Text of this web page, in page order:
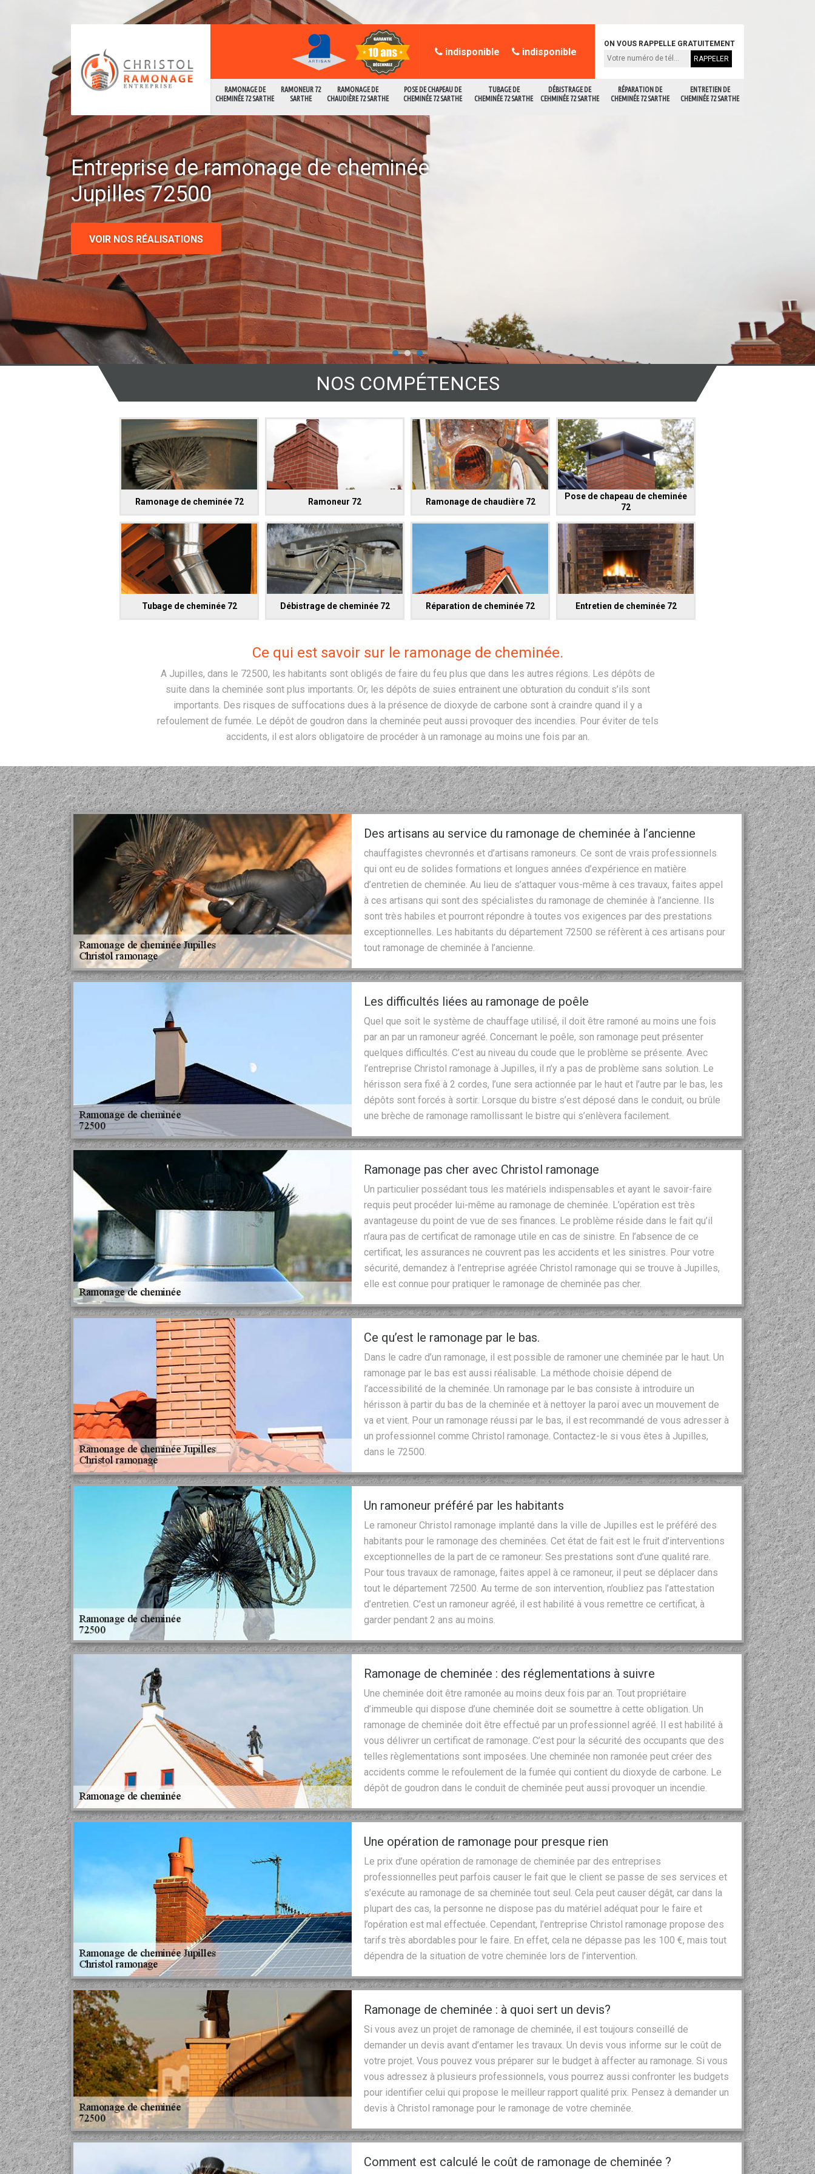
RAMONAGE DE
CHEMINÉE 72 SARTHE
RAMONEUR 72
SARTHE
RAMONAGE DE
CHAUDIÈRE 72 SARTHE
POSE DE CHAPEAU DE
CHEMINÉE 72 SARTHE
TUBAGE DE
CHEMINÉE 72 SARTHE
DÉBISTRAGE DE
CEHMINÉE 72 SARTHE
RÉPARATION DE
CHEMINÉE 72 SARTHE
ENTRETIEN DE
CHEMINÉE 72 SARTHE
indisponible indisponible
ON VOUS RAPPELLE GRATUITEMENT
Entreprise de ramonage de cheminée
Jupilles 72500
VOIR NOS RÉALISATIONS
NOS COMPÉTENCES
Ramonage de cheminée 72 Ramoneur 72 Ramonage de chaudière 72
Pose de chapeau de cheminée
72
Tubage de cheminée 72 Débistrage de cheminée 72 Réparation de cheminée 72 Entretien de cheminée 72
Ce qui est savoir sur le ramonage de cheminée.
A Jupilles, dans le 72500, les habitants sont obligés de faire du feu plus que dans les autres régions. Les dépôts de
suite dans la cheminée sont plus importants. Or, les dépôts de suies entrainent une obturation du conduit s’ils sont
importants. Des risques de suffocations dues à la présence de dioxyde de carbone sont à craindre quand il y a
refoulement de fumée. Le dépôt de goudron dans la cheminée peut aussi provoquer des incendies. Pour éviter de tels
accidents, il est alors obligatoire de procéder à un ramonage au moins une fois par an.
Des artisans au service du ramonage de cheminée à l’ancienne
chauffagistes chevronnés et d’artisans ramoneurs. Ce sont de vrais professionnels
qui ont eu de solides formations et longues années d’expérience en matière
d’entretien de cheminée. Au lieu de s’attaquer vous-même à ces travaux, faites appel
à ces artisans qui sont des spécialistes du ramonage de cheminée à l’ancienne. Ils
sont très habiles et pourront répondre à toutes vos exigences par des prestations
exceptionnelles. Les habitants du département 72500 se réfèrent à ces artisans pour
tout ramonage de cheminée à l’ancienne.
Les difficultés liées au ramonage de poêle
Quel que soit le système de chauffage utilisé, il doit être ramoné au moins une fois
par an par un ramoneur agréé. Concernant le poêle, son ramonage peut présenter
quelques difficultés. C’est au niveau du coude que le problème se présente. Avec
l’entreprise Christol ramonage à Jupilles, il n’y a pas de problème sans solution. Le
hérisson sera fixé à 2 cordes, l’une sera actionnée par le haut et l’autre par le bas, les
dépôts sont forcés à sortir. Lorsque du bistre s’est déposé dans le conduit, ou brûle
une brèche de ramonage ramollissant le bistre qui s’enlèvera facilement.
Ramonage pas cher avec Christol ramonage
Un particulier possédant tous les matériels indispensables et ayant le savoir-faire
requis peut procéder lui-même au ramonage de cheminée. L’opération est très
avantageuse du point de vue de ses finances. Le problème réside dans le fait qu’il
n’aura pas de certificat de ramonage utile en cas de sinistre. En l’absence de ce
certificat, les assurances ne couvrent pas les accidents et les sinistres. Pour votre
sécurité, demandez à l’entreprise agréée Christol ramonage qui se trouve à Jupilles,
elle est connue pour pratiquer le ramonage de cheminée pas cher.
Ce qu’est le ramonage par le bas.
Dans le cadre d’un ramonage, il est possible de ramoner une cheminée par le haut. Un
ramonage par le bas est aussi réalisable. La méthode choisie dépend de
l’accessibilité de la cheminée. Un ramonage par le bas consiste à introduire un
hérisson à partir du bas de la cheminée et à nettoyer la paroi avec un mouvement de
va et vient. Pour un ramonage réussi par le bas, il est recommandé de vous adresser à
un professionnel comme Christol ramonage. Contactez-le si vous êtes à Jupilles,
dans le 72500.
Un ramoneur préféré par les habitants
Le ramoneur Christol ramonage implanté dans la ville de Jupilles est le préféré des
habitants pour le ramonage des cheminées. Cet état de fait est le fruit d’interventions
exceptionnelles de la part de ce ramoneur. Ses prestations sont d’une qualité rare.
Pour tous travaux de ramonage, faites appel à ce ramoneur, il peut se déplacer dans
tout le département 72500. Au terme de son intervention, n’oubliez pas l’attestation
d’entretien. C’est un ramoneur agréé, il est habilité à vous remettre ce certificat, à
garder pendant 2 ans au moins.
Ramonage de cheminée : des réglementations à suivre
Une cheminée doit être ramonée au moins deux fois par an. Tout propriétaire
d’immeuble qui dispose d’une cheminée doit se soumettre à cette obligation. Un
ramonage de cheminée doit être effectué par un professionnel agréé. Il est habilité à
vous délivrer un certificat de ramonage. C’est pour la sécurité des occupants que des
telles règlementations sont imposées. Une cheminée non ramonée peut créer des
accidents comme le refoulement de la fumée qui contient du dioxyde de carbone. Le
dépôt de goudron dans le conduit de cheminée peut aussi provoquer un incendie.
Une opération de ramonage pour presque rien
Le prix d’une opération de ramonage de cheminée par des entreprises
professionnelles peut parfois causer le fait que le client se passe de ses services et
s’exécute au ramonage de sa cheminée tout seul. Cela peut causer dégât, car dans la
plupart des cas, la personne ne dispose pas du matériel adéquat pour le faire et
l’opération est mal effectuée. Cependant, l’entreprise Christol ramonage propose des
tarifs très abordables pour le faire. En effet, cela ne dépasse pas les 100 €, mais tout
dépendra de la situation de votre cheminée lors de l’intervention.
Ramonage de cheminée : à quoi sert un devis?
Si vous avez un projet de ramonage de cheminée, il est toujours conseillé de
demander un devis avant d’entamer les travaux. Un devis vous informe sur le coût de
votre projet. Vous pouvez vous préparer sur le budget à affecter au ramonage. Si vous
vous adressez à plusieurs professionnels, vous pourrez aussi confronter les budgets
pour identifier celui qui propose le meilleur rapport qualité prix. Pensez à demander un
devis à Christol ramonage pour le ramonage de votre cheminée.
Comment est calculé le coût de ramonage de cheminée ?